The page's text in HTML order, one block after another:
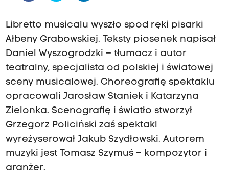
Libretto musicalu wyszło spod ręki pisarki
Ałbeny Grabowskiej. Teksty piosenek napisał
Daniel Wyszogrodzki – tłumacz i autor
teatralny, specjalista od polskiej i światowej
sceny musicalowej. Choreografię spektaklu
opracowali Jarosław Staniek i Katarzyna
Zielonka. Scenografię i światło stworzył
Grzegorz Policiński zaś spektakl
wyreżyserował Jakub Szydłowski. Autorem
muzyki jest Tomasz Szymuś – kompozytor i
aranżer.